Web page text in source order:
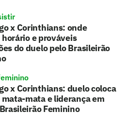
x Corinthians: onde
e prováveis
do duelo pelo Brasileirão
x Corinthians: duelo coloca
mata-mata e liderança em
Feminino